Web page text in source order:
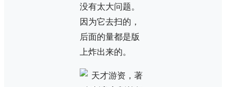
没有太大问题。
因为它去扫的，
后面的量都是版
上炸出来的。